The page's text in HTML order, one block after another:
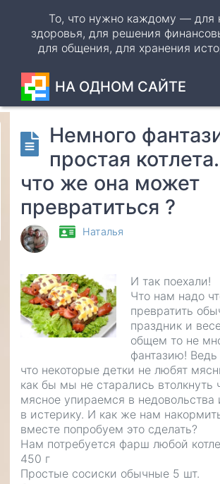
основному
содержанию
То, что нужно каждому — для
здоровья, для решения
для общения, для хранения
НА ОДНОМ САЙТЕ
Немного
простая
что же она может
превратиться ?
Наталья
И так поехали!
Что нам надо
превратить
праздник и
общем то не
фантазию! Ведь
что некоторые детки не любят
как бы мы не старались втолкнуть
мясное упираемся в
в истерику. И как же нам
вместе попробуем это сделать?
Нам потребуется фарш любой
450 г
Простые сосиски обычные 5 шт.